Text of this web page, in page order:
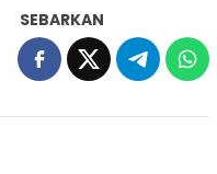
SEBARKAN